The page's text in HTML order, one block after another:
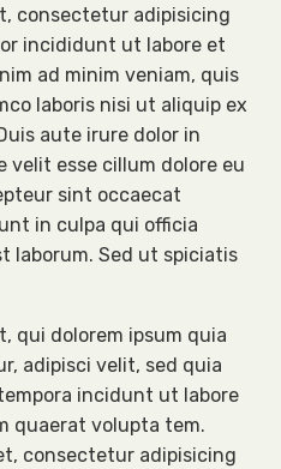
consectetur adipisicing
incididunt ut labore et
ad minim veniam, quis
laboris nisi ut aliquip ex
aute irure dolor in
esse cillum dolore eu
sint occaecat
in culpa qui officia
laborum. Sed ut spiciatis
qui dolorem ipsum quia
adipisci velit, sed quia
incidunt ut labore
quaerat volupta tem.
consectetur adipisicing